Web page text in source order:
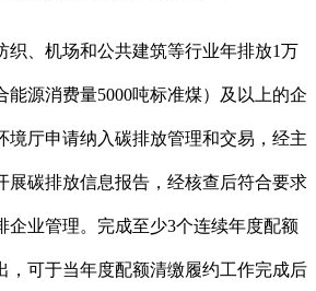
、机场和公共建筑等行业年排放1万
能源消费量5000吨标准煤）及以上的企
境厅申请纳入碳排放管理和交易，经主
展碳排放信息报告，经核查后符合要求
企业管理。完成至少3个连续年度配额
，可于当年度配额清缴履约工作完成后